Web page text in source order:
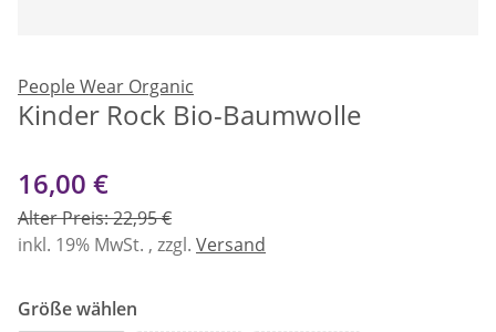
People Wear Organic
Kinder Rock Bio-Baumwolle
16,00 €
Alter Preis: 22,95 €
inkl. 19% MwSt. , zzgl. Versand
Größe wählen